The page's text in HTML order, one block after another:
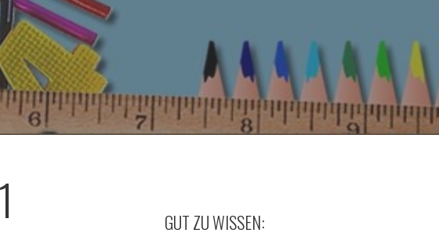
GUT ZU WISSEN: